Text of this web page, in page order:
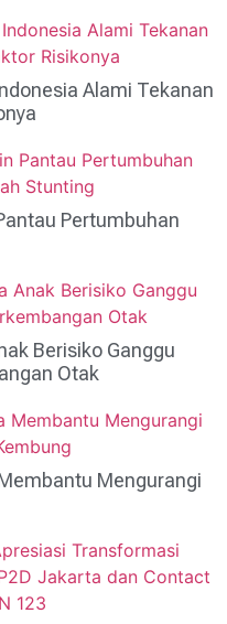
Alami Tekanan
Pertumbuhan
Berisiko Ganggu
Otak
Mengurangi